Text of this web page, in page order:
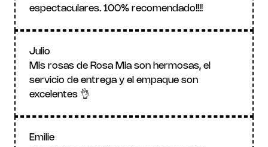
espectaculares. 100% recomendado!!!!
Julio
Mis rosas de Rosa Mia son hermosas, el
servicio de entrega y el empaque son
excelentes 👌
Emilie